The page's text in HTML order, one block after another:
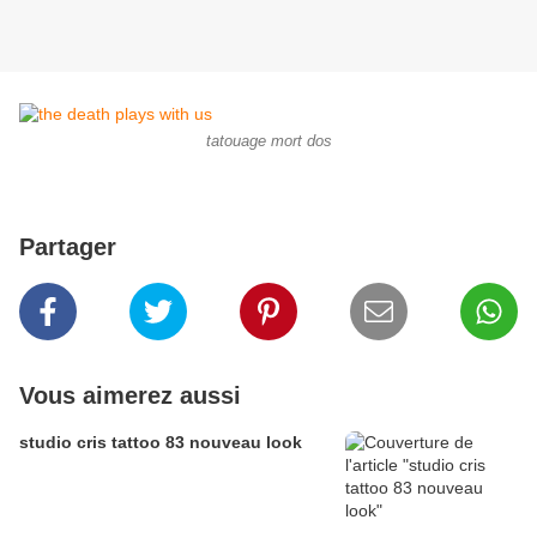
tatouage mort dos
Partager
Vous aimerez aussi
studio cris tattoo 83 nouveau look